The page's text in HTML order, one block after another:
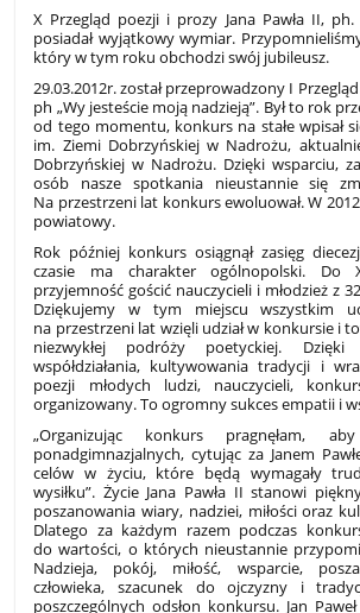
X Przegląd poezji i prozy Jana Pawła II, ph.
posiadał wyjątkowy wymiar.
który w tym roku obchodzi swój jubileusz.
29.03.2012r. został przeprowadzony I Przegląd
ph „Wy jesteście moją nadzieją”. Był to rok
od tego momentu, konkurs na stałe wpisał
im. Ziemi Dobrzyńskiej w Nadrożu,
Dobrzyńskiej w Nadrożu. Dzięki wsparciu,
osób nasze spotkania nieustannie się
Na przestrzeni lat konkurs ewoluował. W
powiatowy.
Rok później konkurs osiągnął zasięg
czasie ma charakter ogólnopolski. Do
przyjemność gościć nauczycieli i młodzież z
Dziękujemy w tym miejscu wszystkim
na przestrzeni lat wzięli udział w konkursie i
niezwykłej podróży poetyckiej. Dzięki
współdziałania, kultywowania tradycji i
poezji młodych ludzi, nauczycieli,
organizowany. To ogromny sukces empatii i
„Organizując konkurs pragnęłam,
ponadgimnazjalnych, cytując za Janem
celów w życiu, które będą wymagały
wysiłku”. Życie Jana Pawła II stanowi
poszanowania wiary, nadziei, miłości oraz
Dlatego za każdym razem podczas
do wartości, o których nieustannie
Nadzieja, pokój, miłość, wsparcie,
człowieka, szacunek do ojczyzny i
poszczególnych odsłon konkursu. Jan